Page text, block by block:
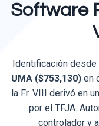
Software
Identificación desde
UMA ($753,130) en
la Fr. VIII derivó en
por el TFJA.
controlador y